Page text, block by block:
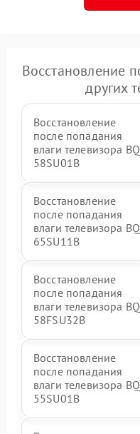
Восстановление
других
Восстановление
после попадания
влаги телевизора BQ
58SU01B
Восстановление
после попадания
влаги телевизора BQ
65SU11B
Восстановление
после попадания
влаги телевизора BQ
58FSU32B
Восстановление
после попадания
влаги телевизора BQ
55SU01B